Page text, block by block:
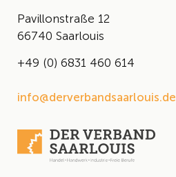
Pavillonstraße 12
66740 Saarlouis
+49 (0) 6831 460 614
info@derverbandsaarlouis.de